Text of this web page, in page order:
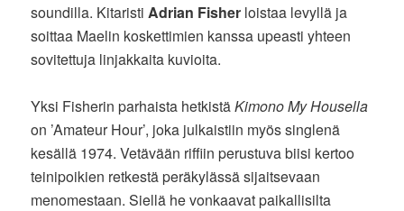
soundilla. KitaristiAdrian Fisher loistaa levyllä ja
soittaa Maelin koskettimien kanssa upeasti yhteen
sovitettuja linjakkaita kuvioita.
Yksi Fisherin parhaista hetkistäKimono My Housella
on ’Amateur Hour’, joka julkaistiin myös singlenä
kesällä 1974. Vetävään riffiin perustuva biisi kertoo
teinipoikien retkestä peräkylässä sijaitsevaan
menomestaan. Siellä he vonkaavat paikallisilta